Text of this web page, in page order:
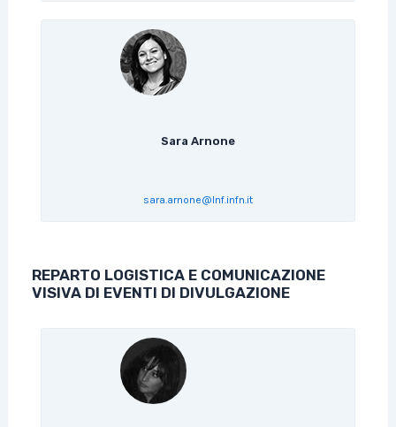
Sara Arnone
sara.arnone@lnf.infn.it
REPARTO LOGISTICA E COMUNICAZIONE
VISIVA DI EVENTI DI DIVULGAZIONE